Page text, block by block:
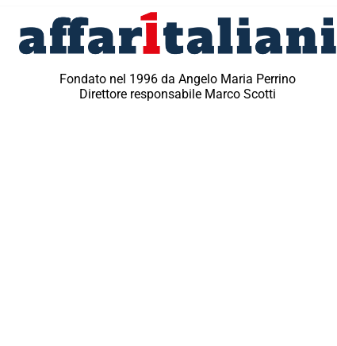
Fondato nel 1996 da Angelo Maria Perrino
Direttore responsabile Marco Scotti